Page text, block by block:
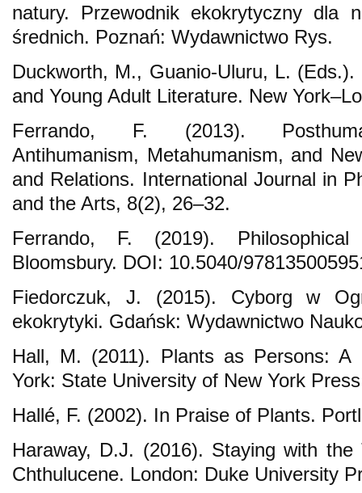
natury. Przewodnik ekokrytyczny dla
średnich. Poznań: Wydawnictwo Rys.
Duckworth, M., Guanio-Uluru, L. (Eds.).
and Young Adult Literature. New
Ferrando, F. (2013).
Antihumanism, Metahumanism, and
and Relations. International Journal in
and the Arts, 8(2), 26–32.
Ferrando, F. (2019). Philosophical
Bloomsbury. DOI: 10.5040/
Fiedorczuk, J. (2015). Cyborg w
ekokrytyki. Gdańsk: Wydawnictwo
Hall, M. (2011). Plants as Persons: A
York: State University of New York
Hallé, F. (2002). In Praise of Plants.
Haraway, D.J. (2016). Staying with
Chthulucene. London: Duke University